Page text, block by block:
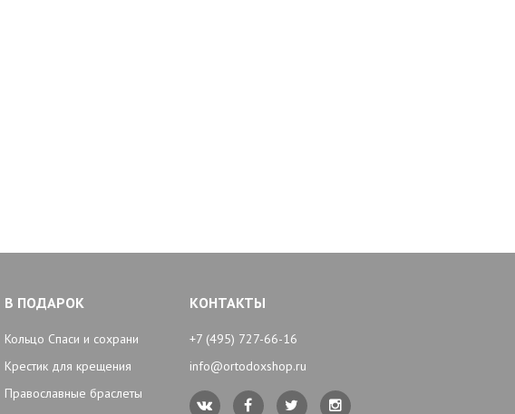
В ПОДАРОК
Кольцо Спаси и сохрани
Крестик для крещения
Православные браслеты
КОНТАКТЫ
+7 (495) 727-66-16
info@ortodoxshop.ru